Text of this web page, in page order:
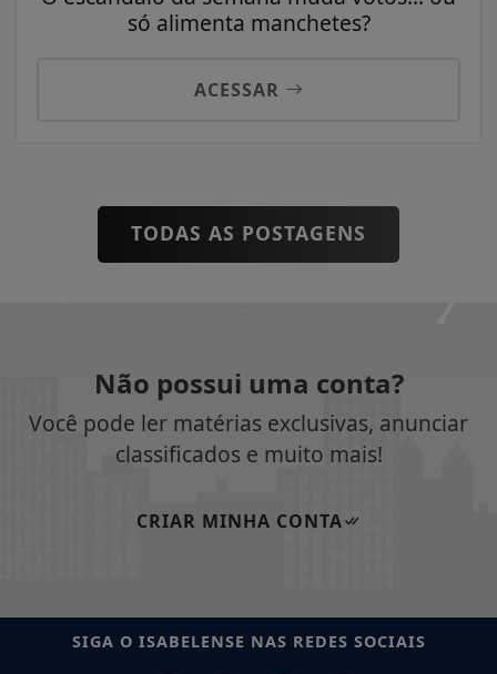
só alimenta manchetes?
ACESSAR
TODAS AS POSTAGENS
Não possui uma conta?
Você pode ler matérias exclusivas, anunciar
classificados e muito mais!
CRIAR MINHA CONTA
SIGA O ISABELENSE NAS REDES SOCIAIS